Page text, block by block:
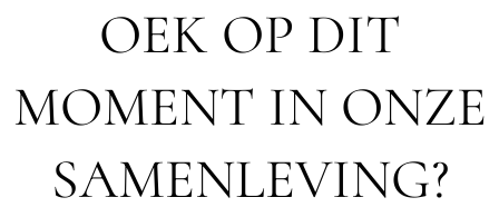
OEK OP DIT
MOMENT IN ONZE
SAMENLEVING?